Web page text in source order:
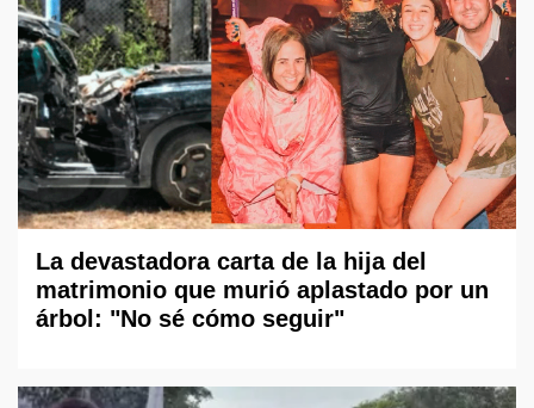
La devastadora carta de la hija del
matrimonio que murió aplastado por un
árbol: "No sé cómo seguir"